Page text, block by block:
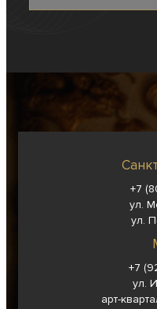
+7
ул.
ул.
+7
ул.
арт-